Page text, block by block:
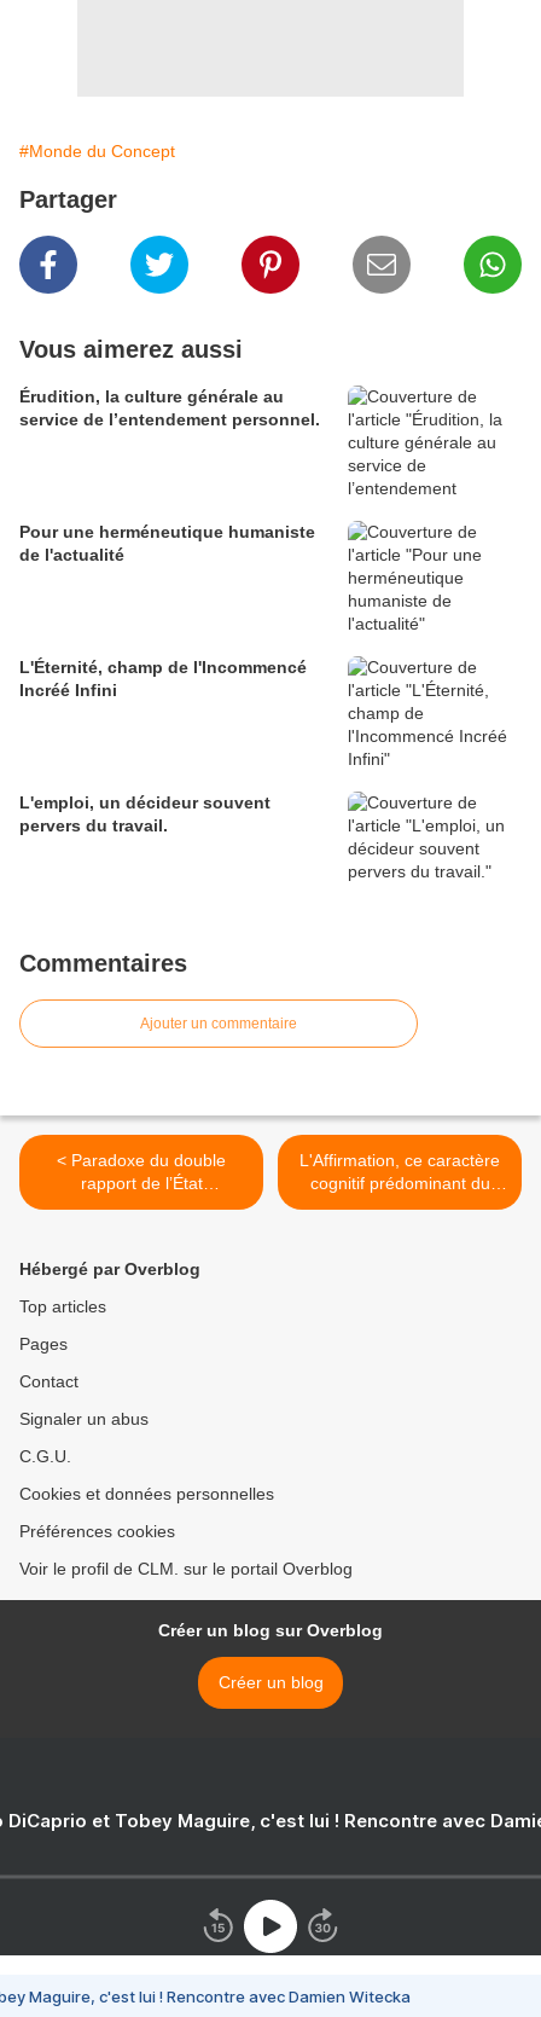
#Monde du Concept
Partager
Vous aimerez aussi
Érudition, la culture générale au
service de l’entendement personnel.
Pour une herméneutique humaniste
de l'actualité
L'Éternité, champ de l'Incommencé
Incréé Infini
L'emploi, un décideur souvent
pervers du travail.
Commentaires
Ajouter un commentaire
< Paradoxe du double
rapport de l’État
oligarchique à la nation.
L'Affirmation, ce caractère
cognitif prédominant du
langage. >
Hébergé par Overblog
Top articles
Pages
Contact
Signaler un abus
C.G.U.
Cookies et données personnelles
Préférences cookies
Voir le profil de CLM. sur le portail Overblog
Créer un blog sur Overblog
Créer un blog
DiCaprio et Tobey Maguire, c'est lui ! Rencontre avec
Maguire, c'est lui ! Rencontre avec Damien Witecka